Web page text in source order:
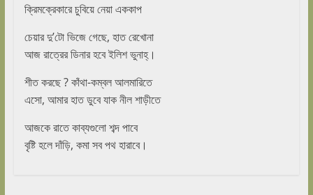
ক্রিমক্রেকারে চুবিয়ে নেয়া এককাপ
চেয়ার দু’টো ভিজে গেছে, হাত রেখোনা
আজ রাত্রের ডিনার হবে ইলিশ ভুনাহ্।
শীত করছে ? কাঁথা-কম্বল আলমারিতে
এসো, আমার হাত ডুবে যাক নীল শাড়ীতে
আজকে রাতে কাব্যগুলো শব্দ পাবে
বৃষ্টি হলে দাঁড়ি, কমা সব পথ হারাবে।